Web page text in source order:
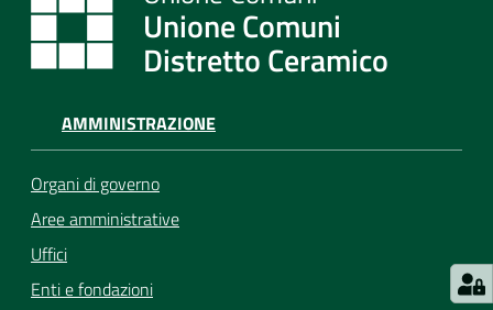
Unione Comuni
Distretto Ceramico
AMMINISTRAZIONE
Organi di governo
Aree amministrative
Uffici
Enti e fondazioni